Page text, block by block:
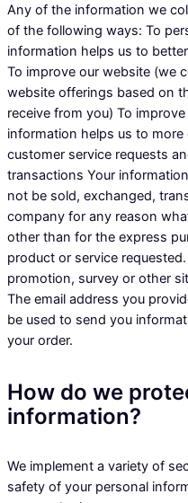
Any of the information we
of the following ways: To
information helps us to
To improve our website (we
website offerings based on
receive from you) To
information helps us to
customer service requests
transactions Your
not be sold, exchanged,
company for any reason
other than for the express
product or service
promotion, survey or other
The email address you
be used to send you
your order.
How do we
information?
We implement a variety of
safety of your personal